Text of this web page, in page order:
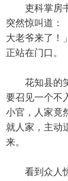
吏科掌房书
突然惊叫道：
大老爷来了！
正站在门口。
花知县的笑
要召见一个不
小官，人家竟
就人家，主动
来。
看到众人惊